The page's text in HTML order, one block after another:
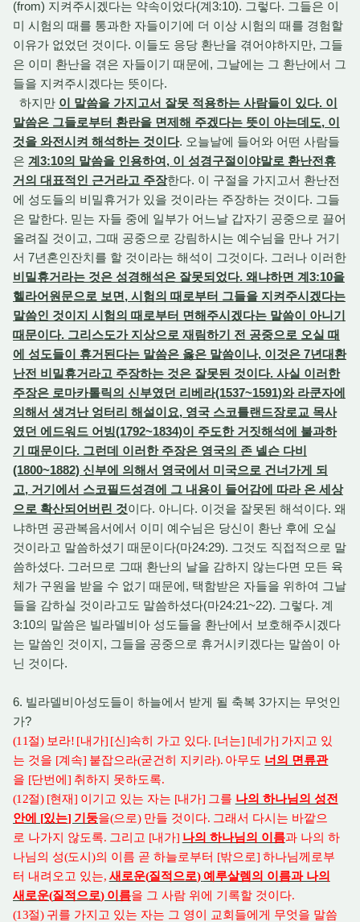
(from) 지켜주시겠다는 약속이었다(계3:10). 그렇다. 그들은 이
미 시험의 때를 통과한 자들이기에 더 이상 시험의 때를 경험할
이유가 없었던 것이다. 이들도 응당 환난을 겪어야하지만, 그들
은 이미 환난을 겪은 자들이기 때문에, 그날에는 그 환난에서 그
들을 지켜주시겠다는 뜻이다.
하지만 이 말씀을 가지고서 잘못 적용하는 사람들이 있다. 이
말씀은 그들로부터 환란을 면제해 주겠다는 뜻이 아는데도, 이
것을 와전시켜 해석하는 것이다. 오늘날에 들어와 어떤 사람들
은 계3:10의 말씀을 인용하여, 이 성경구절이야말로 환난전휴
거의 대표적인 근거라고 주장한다. 이 구절을 가지고서 환난전
에 성도들의 비밀휴거가 있을 것이라는 주장하는 것이다. 그들
은 말한다. 믿는 자들 중에 일부가 어느날 갑자기 공중으로 끌어
올려질 것이고, 그때 공중으로 강림하시는 예수님을 만나 거기
서 7년혼인잔치를 할 것이라는 해석이 그것이다. 그러나 이러한
비밀휴거라는 것은 성경해석은 잘못되었다. 왜냐하면 계3:10을
헬라어원문으로 보면, 시험의 때로부터 그들을 지켜주시겠다는
말씀인 것이지 시험의 때로부터 면해주시겠다는 말씀이 아니기
때문이다. 그리스도가 지상으로 재림하기 전 공중으로 오실 때
에 성도들이 휴거된다는 말씀은 옳은 말씀이나, 이것은 7년대환
난전 비밀휴거라고 주장하는 것은 잘못된 것이다. 사실 이러한
주장은 로마카톨릭의 신부였던 리베라(1537~1591)와 라쿤자에
의해서 생겨난 엉터리 해설이요, 영국 스코틀랜드장로교 목사
였던 에드워드 어빙(1792~1834)이 주도한 거짓해석에 불과하
기 때문이다. 그런데 이러한 주장은 영국의 존 넬슨 다비
(1800~1882) 신부에 의해서 영국에서 미국으로 건너가게 되
고, 거기에서 스코필드성경에 그 내용이 들어감에 따라 온 세상
으로 확산되어버린 것이다. 아니다. 이것읕 잘못된 해석이다. 왜
냐하면 공관복음서에서 이미 예수님은 당신이 환난 후에 오실
것이라고 말씀하셨기 때문이다(마24:29). 그것도 직접적으로 말
씀하셨다. 그러므로 그때 환난의 날을 감하지 않는다면 모든 육
체가 구원을 받을 수 없기 때문에, 택함받은 자들을 위하여 그날
들을 감하실 것이라고도 말씀하셨다(마24:21~22). 그렇다. 계
3:10의 말씀은 빌라델비아 성도들을 환난에서 보호해주시겠다
는 말씀인 것이지, 그들을 공중으로 휴거시키겠다는 말씀이 아
닌 것이다.
6. 빌라델비아성도들이 하늘에서 받게 될 축복 3가지는 무엇인
가?
(11절) 보라! [내가] [신 ]속히 가고 있다. [너는] [네가] 가지고 있
는 것을 [계속] 붙잡으라(굳건히 지키라). 아무도 너의 면류관
을 [단번에] 취하지 못하도록.
(12절) [현재] 이기고 있는 자는 [내가] 그를 나의 하나님의 성전
안에 [있는] 기둥을(으로) 만들 것이다. 그래서 다시는 바깥으
로 나가지 않도록. 그리고 [내가] 나의 하나님의 이름과 나의 하
나님의 성(도시)의 이름 곧 하늘로부터 [밖으로] 하나님께로부
터 내려오고 있는, 새로운(질적으로)예루살렘의 이름과 나의
새로운(질적으로) 이름을 그 사람 위에 기록할 것이다.
(13절) 귀를 가지고 있는 자는 그 영이 교회들에게 무엇을 말씀